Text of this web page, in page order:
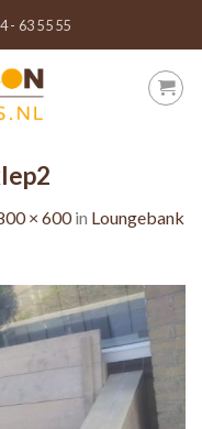
- 63 55 55
× 600in Loungebank